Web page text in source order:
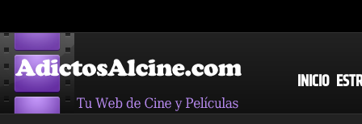
INICIO